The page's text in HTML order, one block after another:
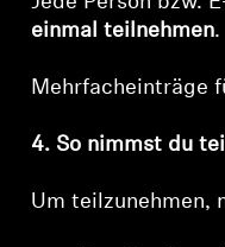
einmal teilnehmen.
Mehrfacheinträge
4. So nimmst du
Um teilzunehmen,